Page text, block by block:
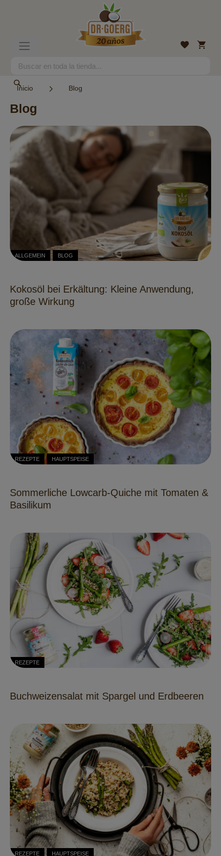
Search
Lista
Mi
cesta
Inicio Blog
Blog
ALLGEMEIN BLOG
Kokosöl bei Erkältung: Kleine Anwendung,
große Wirkung
REZEPTE HAUPTSPEISE
Sommerliche Lowcarb-Quiche mit Tomaten &
Basilikum
REZEPTE
Buchweizensalat mit Spargel und Erdbeeren
REZEPTE HAUPTSPEISE